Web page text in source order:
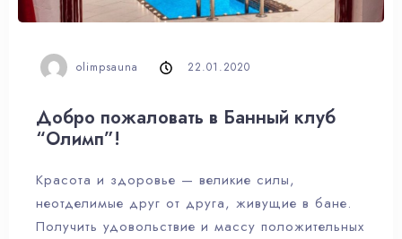
olimpsauna 22.01.2020
Добро пожаловать в Банный клуб
“Олимп”!
Красота и здоровье — великие силы,
неотделимые друг от друга, живущие в бане.
Получить удовольствие и массу положительных